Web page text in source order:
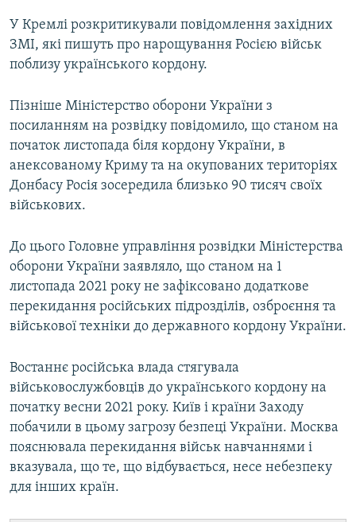
У Кремлі розкритикували повідомлення західних
ЗМІ, які пишуть про нарощування Росією військ
поблизу українського кордону.
Пізніше Міністерство оборони України з
посиланням на розвідку повідомило, що станом на
початок листопада біля кордону України, в
анексованому Криму та на окупованих територіях
Донбасу Росія зосередила близько 90 тисяч своїх
військових.
До цього Головне управління розвідки Міністерства
оборони України заявляло, що станом на 1
листопада 2021 року не зафіксовано додаткове
перекидання російських підрозділів, озброєння та
військової техніки до державного кордону України.
Востаннє російська влада стягувала
військовослужбовців до українського кордону на
початку весни 2021 року. Київ і країни Заходу
побачили в цьому загрозу безпеці України. Москва
пояснювала перекидання військ навчаннями і
вказувала, що те, що відбувається, несе небезпеку
для інших країн.